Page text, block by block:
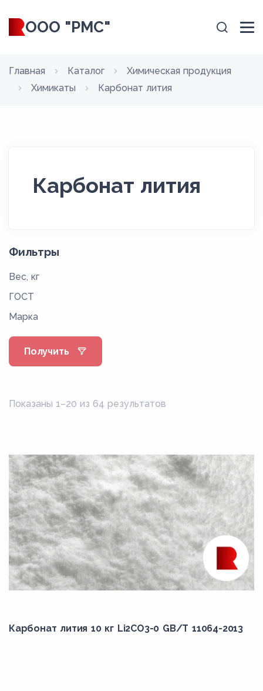
ООО "РМС"
Главная Каталог
Химическая продукция
Химикаты
Карбонат лития
Карбонат лития
Фильтры
Вес, кг
ГОСТ
Марка
Получить
Показаны 1–20 из 64 результатов
Карбонат лития 10 кг Li2CO3-0 GB/T 11064-2013